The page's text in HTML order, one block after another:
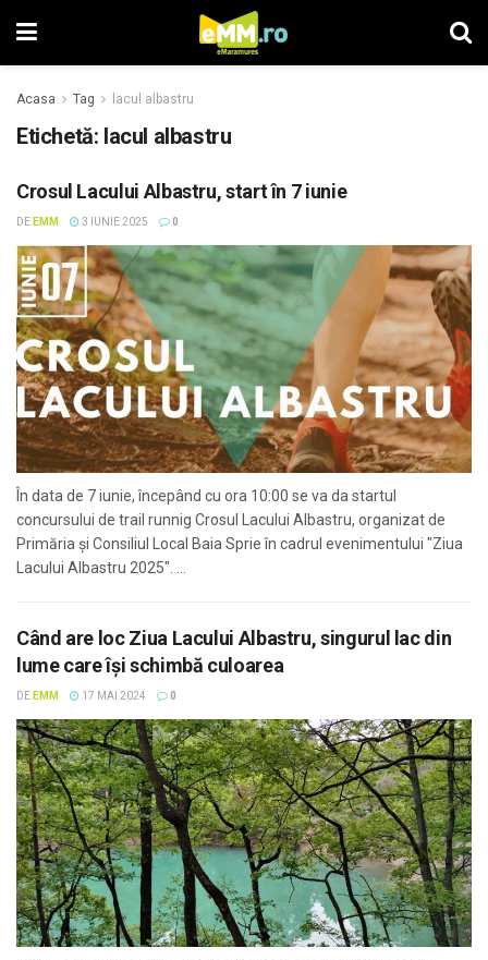
Acasa Tag lacul albastru
Etichetă: lacul albastru
Crosul Lacului Albastru, start în 7 iunie
DE EMM 3 IUNIE 2025 0
În data de 7 iunie, începând cu ora 10:00 se va da startul
concursului de trail runnig Crosul Lacului Albastru, organizat de
Primăria și Consiliul Local Baia Sprie în cadrul evenimentului "Ziua
Lacului Albastru 2025". ...
Când are loc Ziua Lacului Albastru, singurul lac din
lume care îşi schimbă culoarea
DE EMM 17 MAI 2024 0